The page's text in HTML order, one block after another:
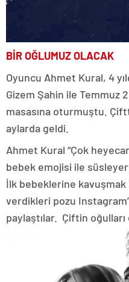
BİR OĞLUMUZ OLACAK
Oyuncu Ahmet Kural, 4
Gizem Şahin ile Temmuz
masasına oturmuştu.
aylarda geldi.
Ahmet Kural “Çok
bebek emojisi ile
İlk bebeklerine
verdikleri pozu
paylaştılar. Çiftin oğulları